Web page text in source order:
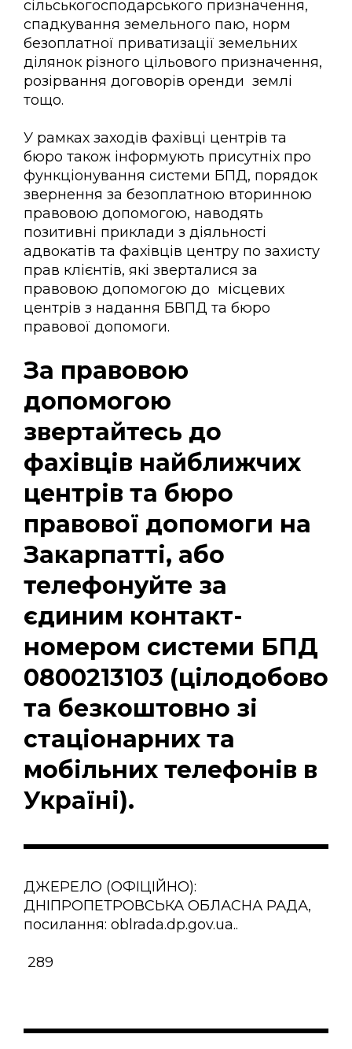
сільськогосподарського призначення,
спадкування земельного паю, норм
безоплатної приватизації земельних
ділянок різного цільового призначення,
розірвання договорів оренди землі
тощо.
У рамках заходів фахівці центрів та
бюро також інформують присутніх про
функціонування системи БПД, порядок
звернення за безоплатною вторинною
правовою допомогою, наводять
позитивні приклади з діяльності
адвокатів та фахівців центру по захисту
прав клієнтів, які зверталися за
правовою допомогою до місцевих
центрів з надання БВПД та бюро
правової допомоги.
За правовою
допомогою
звертайтесь до
фахівців найближчих
центрів та бюро
правової допомоги на
Закарпатті, або
телефонуйте за
єдиним контакт-
номером системи БПД
0800213103 (цілодобово
та безкоштовно зі
стаціонарних та
мобільних телефонів в
Україні).
ДЖЕРЕЛО (ОФІЦІЙНО):
ДНІПРОПЕТРОВСЬКА ОБЛАСНА РАДА,
посилання: oblrada.dp.gov.ua..
289